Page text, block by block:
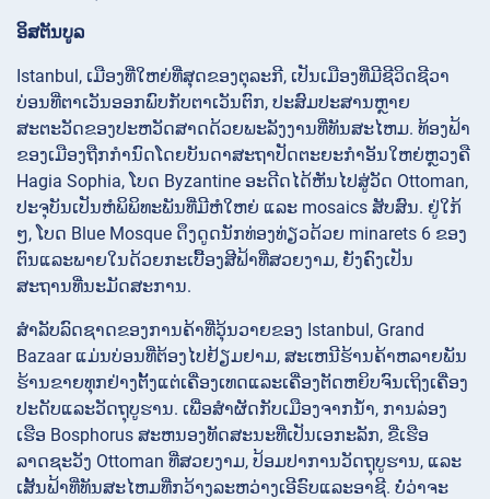
ອິສຕັນບູລ
Istanbul, ເມືອງທີ່ໃຫຍ່ທີ່ສຸດຂອງຕຸລະກີ, ເປັນເມືອງທີ່ມີຊີວິດຊີວາ
ບ່ອນທີ່ຕາເວັນອອກພົບກັບຕາເວັນຕົກ, ປະສົມປະສານຫຼາຍ
ສະຕະວັດຂອງປະຫວັດສາດດ້ວຍພະລັງງານທີ່ທັນສະໄຫມ. ທ້ອງຟ້າ
ຂອງເມືອງຖືກກຳນົດໂດຍບັນດາສະຖາປັດຕະຍະກຳອັນໃຫຍ່ຫຼວງຄື
Hagia Sophia, ໂບດ Byzantine ອະດີດໄດ້ຫັນໄປສູ່ວັດ Ottoman,
ປະຈຸບັນເປັນຫໍພິພິທະພັນທີ່ມີຫໍໃຫຍ່ ແລະ mosaics ສັບສົນ. ຢູ່ໃກ້
ໆ, ໂບດ Blue Mosque ດຶງດູດນັກທ່ອງທ່ຽວດ້ວຍ minarets 6 ຂອງ
ຕົນແລະພາຍໃນດ້ວຍກະເບື້ອງສີຟ້າທີ່ສວຍງາມ, ຍັງຄົງເປັນ
ສະຖານທີ່ນະມັດສະການ.
ສໍາລັບລົດຊາດຂອງການຄ້າທີ່ວຸ້ນວາຍຂອງ Istanbul, Grand
Bazaar ແມ່ນບ່ອນທີ່ຕ້ອງໄປຢ້ຽມຢາມ, ສະເຫນີຮ້ານຄ້າຫລາຍພັນ
ຮ້ານຂາຍທຸກຢ່າງຕັ້ງແຕ່ເຄື່ອງເທດແລະເຄື່ອງຕັດຫຍິບຈົນເຖິງເຄື່ອງ
ປະດັບແລະວັດຖຸບູຮານ. ເພື່ອສໍາຜັດກັບເມືອງຈາກນ້ໍາ, ການລ່ອງ
ເຮືອ Bosphorus ສະຫນອງທັດສະນະທີ່ເປັນເອກະລັກ, ຂີ່ເຮືອ
ລາດຊະວັງ Ottoman ທີ່ສວຍງາມ, ປ້ອມປາການວັດຖຸບູຮານ, ແລະ
ເສັ້ນຟ້າທີ່ທັນສະໄຫມທີ່ກວ້າງລະຫວ່າງເອີຣົບແລະອາຊີ. ບໍ່ວ່າຈະ